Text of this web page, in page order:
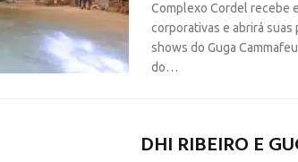
Complexo Cordel recebe
corporativas e abrirá
shows do Guga
do…
DHI RIBEIRO E